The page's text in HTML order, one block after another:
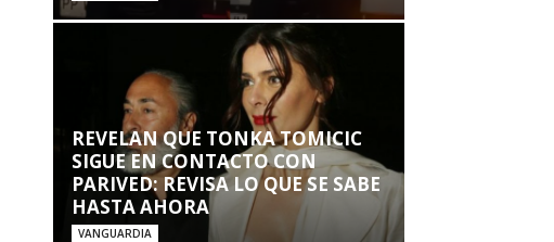
REVELAN QUE TONKA TOMICIC
SIGUE EN CONTACTO CON
PARIVED: REVISA LO QUE SE SABE
HASTA AHORA
VANGUARDIA